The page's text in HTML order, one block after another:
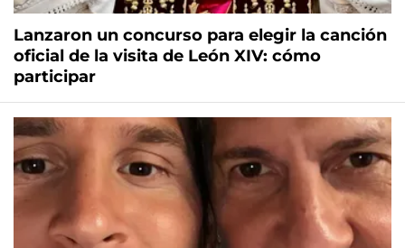
Lanzaron un concurso para elegir la canción
oficial de la visita de León XIV: cómo
participar